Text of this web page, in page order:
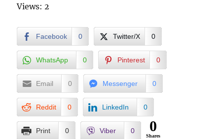
Views: 2
Facebook 0 Twitter/X 0
WhatsApp 0 Pinterest 0
Email 0 Messenger 0
Reddit 0 LinkedIn 0
Print 0 Viber 0 0
Shares